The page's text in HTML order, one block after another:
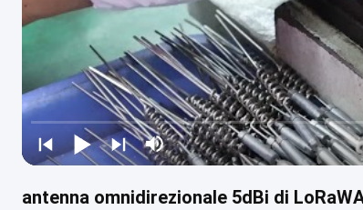
antenna omnidirezionale 5dBi di